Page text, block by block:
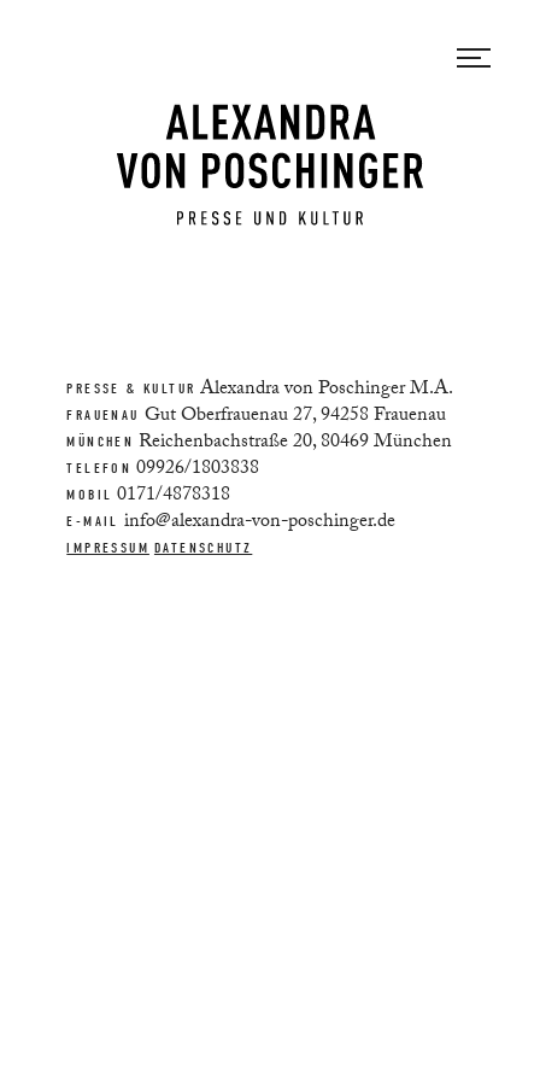
PRESSE & KULTUR Alexandra von Poschinger M.A.
FRAUENAU Gut Oberfrauenau 27, 94258 Frauenau
MÜNCHEN Reichenbachstraße 20, 80469 München
TELEFON 09926/1803838
MOBIL 0171/4878318
E-MAIL info@alexandra-von-poschinger.de
IMPRESSUM DATENSCHUTZ